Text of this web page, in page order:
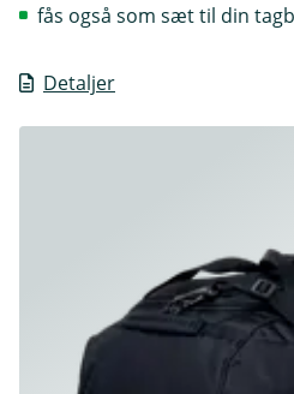
Detaljer
fås også som sæt til din